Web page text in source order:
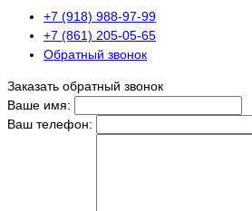
+7 (918) 988-97-99
+7 (861) 205-05-65
Обратный звонок
Заказать обратный звонок
Ваше имя:
Ваш телефон: